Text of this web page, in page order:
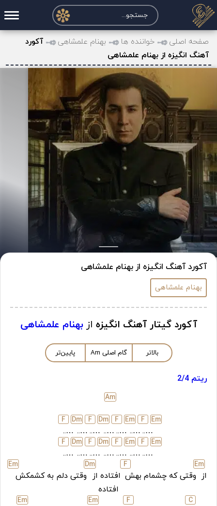
صفحه اصلی
درخواست آکورد
نت و تبلچر
تماس با ما
حساب کاربری
صفحه اصلی خواننده ها بهنام علمشاهی
آکورد
آهنگ انگیزه از بهنام علمشاهی
آکورد آهنگ انگیزه از بهنام علمشاهی
بهنام علمشاهی
آکورد گیتار آهنگ انگیزه ازبهنام علمشاهی
بالاتر گام اصلی Am پایین‌تر
ریتم 2/4
Am
Em
…..
F
…..
Em
…..
F
…..
Dm
…..
F
…..
Dm
…..
F
Em
…..
F
…..
Em
…..
F
…..
Dm
…..
F
…..
Dm
…..
F
از
Em
وقتی که چشمام بهش
F
افتاده از
Dm
وقتی دلم به کشمکش
Em
افتاده
C
F
Em
Em